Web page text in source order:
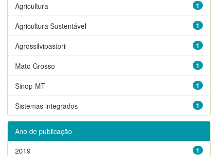
1
Agricultura
1
Agricultura Sustentável
1
Agrossilvipastoril
1
Mato Grosso
1
Sinop-MT
1
Sistemas integrados
Ano de publicação
1
2019